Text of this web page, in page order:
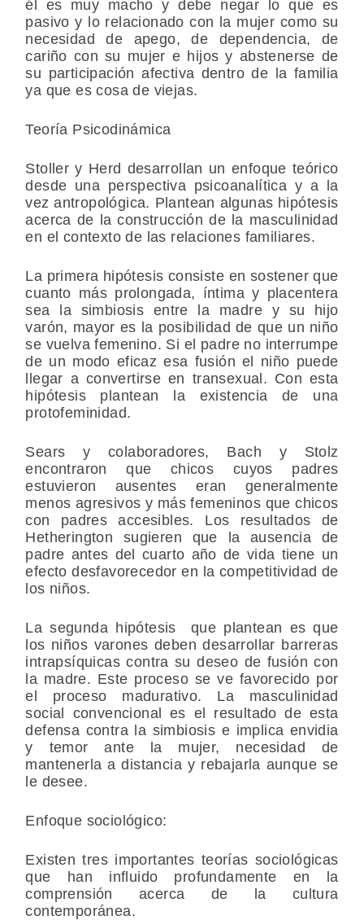
él es muy macho y debe negar lo que es
pasivo y lo relacionado con la mujer como su
necesidad de apego, de dependencia, de
cariño con su mujer e hijos y abstenerse de
su participación afectiva dentro de la familia
ya que es cosa de viejas.
Teoría Psicodinámica
Stoller y Herd desarrollan un enfoque teórico
desde una perspectiva psicoanalítica y a la
vez antropológica. Plantean algunas hipótesis
acerca de la construcción de la masculinidad
en el contexto de las relaciones familiares.
La primera hipótesis consiste en sostener que
cuanto más prolongada, íntima y placentera
sea la simbiosis entre la madre y su hijo
varón, mayor es la posibilidad de que un niño
se vuelva femenino. Si el padre no interrumpe
de un modo eficaz esa fusión el niño puede
llegar a convertirse en transexual. Con esta
hipótesis plantean la existencia de una
protofeminidad.
Sears y colaboradores, Bach y Stolz
encontraron que chicos cuyos padres
estuvieron ausentes eran generalmente
menos agresivos y más femeninos que chicos
con padres accesibles. Los resultados de
Hetherington sugieren que la ausencia de
padre antes del cuarto año de vida tiene un
efecto desfavorecedor en la competitividad de
los niños.
La segunda hipótesis que plantean es que
los niños varones deben desarrollar barreras
intrapsíquicas contra su deseo de fusión con
la madre. Este proceso se ve favorecido por
el proceso madurativo. La masculinidad
social convencional es el resultado de esta
defensa contra la simbiosis e implica envidia
y temor ante la mujer, necesidad de
mantenerla a distancia y rebajarla aunque se
le desee.
Enfoque sociológico:
Existen tres importantes teorías sociológicas
que han influido profundamente en la
comprensión acerca de la cultura
contemporánea.